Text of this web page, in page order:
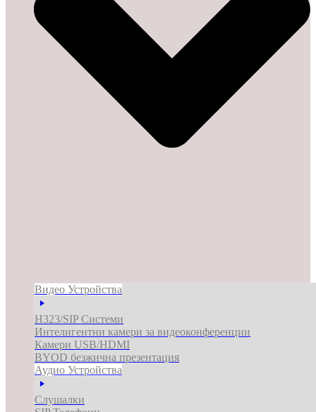
Видео Устройства
H323/SIP Системи
Интелигентни камери за видеоконференции
Камери USB/HDMI
BYOD безжична презентация
Аудио Устройства
Слушалки